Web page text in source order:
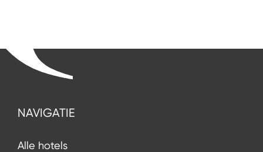
NAVIGATIE
Alle hotels